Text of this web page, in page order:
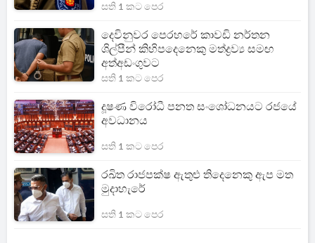
සති 1 කට පෙර
දෙවිනුවර පෙරහරේ කාවඩි නර්තන
ශිල්පීන් කිහිපදෙනෙකු මත්ද්‍රව්‍ය සමඟ
අත්අඩංගුවට
සති 1 කට පෙර
දූෂණ විරෝධී පනත සංශෝධනයට රජයේ
අවධානය
සති 1 කට පෙර
රඛිත රාජපක්ෂ ඇතුළු තිදෙනෙකු ඇප මත
මුදාහැරේ
සති 1 කට පෙර